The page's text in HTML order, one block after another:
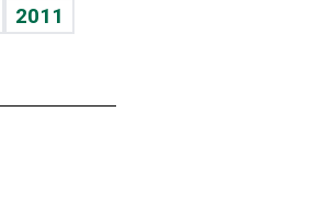
2011